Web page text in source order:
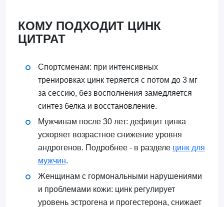
КОМУ ПОДХОДИТ ЦИНК
ЦИТРАТ
Спортсменам: при интенсивных
тренировках цинк теряется с потом до 3 мг
за сессию, без восполнения замедляется
синтез белка и восстановление.
Мужчинам после 30 лет: дефицит цинка
ускоряет возрастное снижение уровня
андрогенов. Подробнее - в разделе цинк для
мужчин.
Женщинам с гормональными нарушениями
и проблемами кожи: цинк регулирует
уровень эстрогена и прогестерона, снижает